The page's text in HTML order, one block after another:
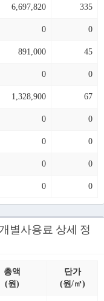
6,697,820 335
0 0
891,000 45
0 0
1,328,900 67
0 0
0 0
0 0
0 0
별사용료 상세 정
총액
(원)
단가
(원/㎡)